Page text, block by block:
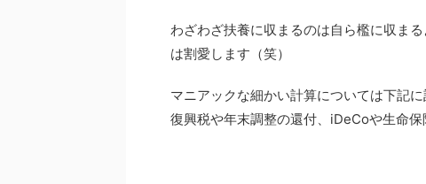
わざわざ扶養に収まるのは自ら檻に収ま
は割愛します（笑）
マニアックな細かい計算については下記に
復興税や年末調整の還付、iDeCoや生命保